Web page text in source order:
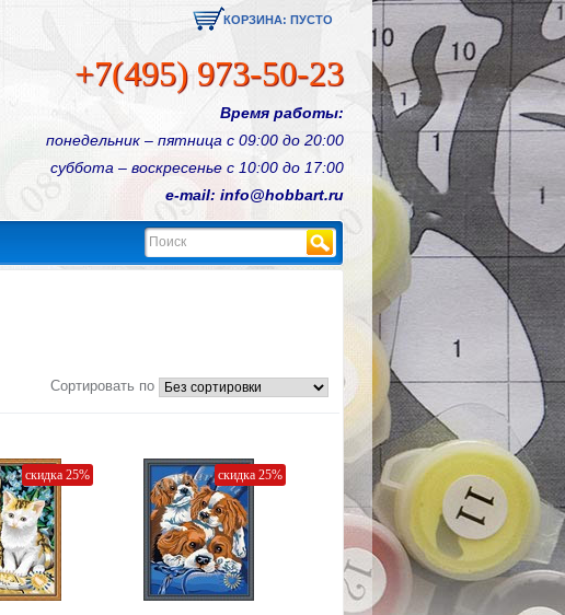
КОРЗИНА: ПУСТО
+7(495) 973-50-23
Время работы:
понедельник – пятница с 09:00 до 20:00
суббота – воскресенье с 10:00 до 17:00
e-mail: info@hobbart.ru
Найти
Сортировать по
скидка 25% скидка 25%